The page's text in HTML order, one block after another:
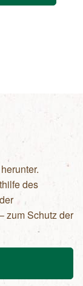
des
zum Schutz der